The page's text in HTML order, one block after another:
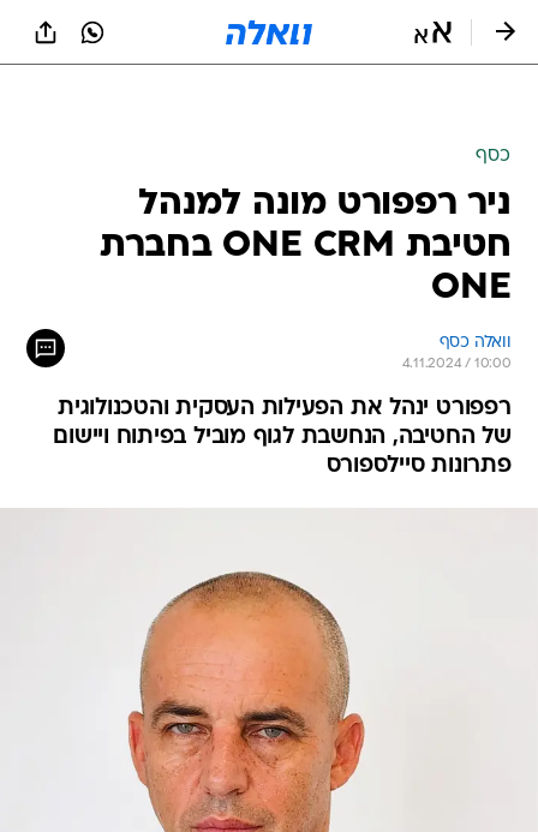
כסף
ניר רפפורט מונה למנהל
חטיבת ONE CRM בחברת
ONE
וואלה כסף
4.11.2024 / 10:00
רפפורט ינהל את הפעילות העסקית והטכנולוגית
של החטיבה, הנחשבת לגוף מוביל בפיתוח ויישום
פתרונות סיילספורס